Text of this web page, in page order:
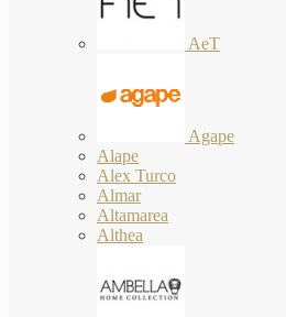
AeT
Agape
Alape
Alex Turco
Almar
Altamarea
Althea